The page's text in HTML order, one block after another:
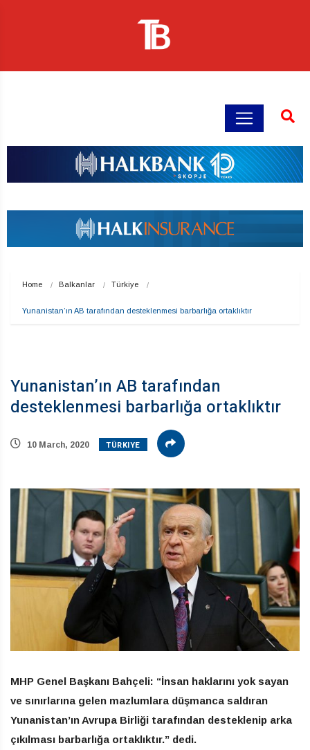
Home Balkanlar Türkiye
Yunanistan’ın AB tarafından desteklenmesi barbarlığa ortaklıktır
Yunanistan’ın AB tarafından
desteklenmesi barbarlığa ortaklıktır
10 March, 2020 TÜRKIYE
MHP Genel Başkanı Bahçeli: “İnsan haklarını yok sayan
ve sınırlarına gelen mazlumlara düşmanca saldıran
Yunanistan’ın Avrupa Birliği tarafından desteklenip arka
çıkılması barbarlığa ortaklıktır.” dedi.